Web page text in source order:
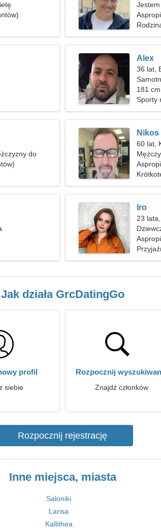
Alex
36 lat,
181
Sporty
do
Nikos
60 lat,
Iro
23
Jak działa GrcDatingGo
profil
siebie
Rozpocznij
Znajdź członków
Rozpocznij rejestrację
Inne miejsca, miasta
Saloniki
Larisa
Kallithea